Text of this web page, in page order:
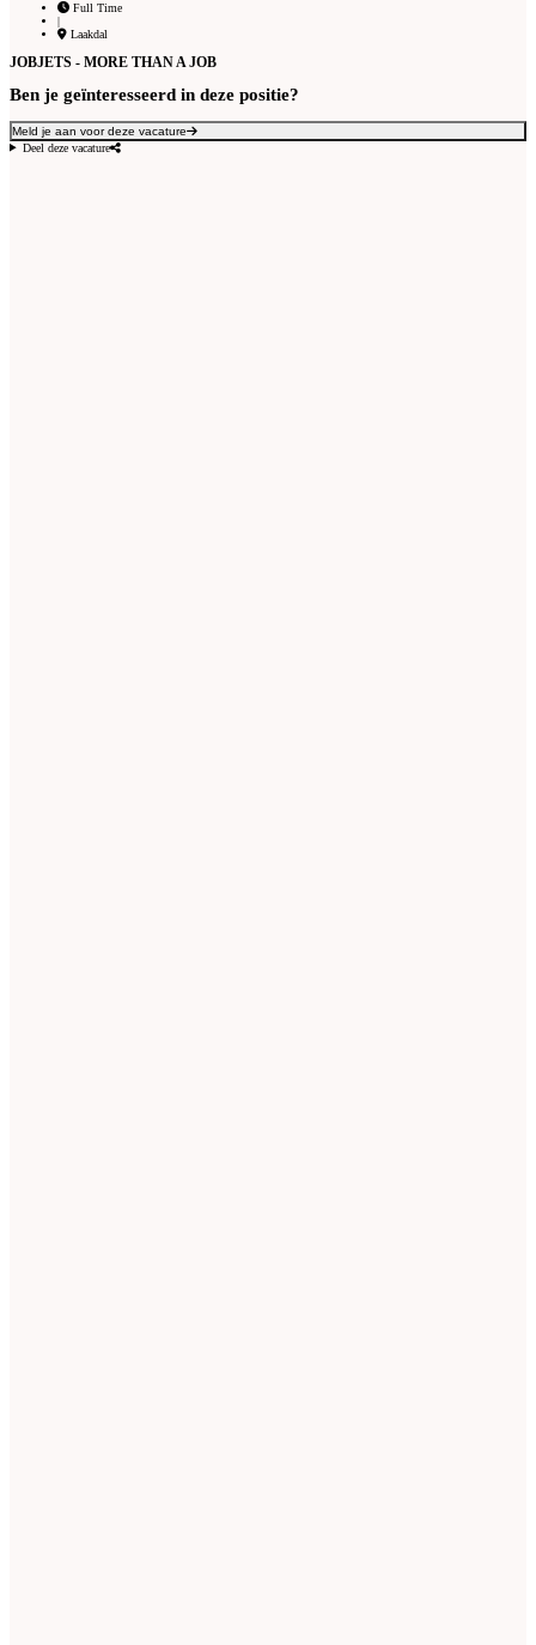
Full Time
|
Laakdal
JOBJETS - MORE THAN A JOB
Ben je geïnteresseerd in deze positie?
Meld je aan voor deze vacature
Deel deze vacature